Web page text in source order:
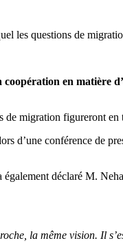
les questions de
en matière
de migration figureront en
d’une conférence de
également déclaré M.
la même vision. Il